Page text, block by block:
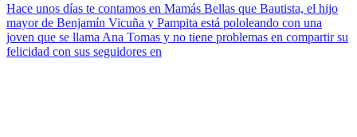
Hace unos días te contamos en Mamás Bellas que Bautista, el hijo
mayor de Benjamín Vicuña y Pampita está pololeando con una
joven que se llama Ana Tomas y no tiene problemas en compartir su
felicidad con sus seguidores en